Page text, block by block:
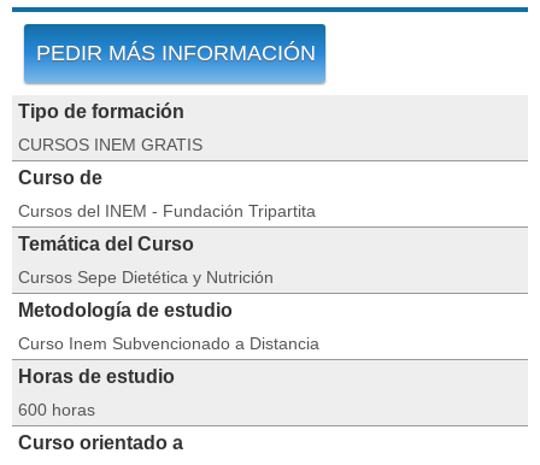
PEDIR MÁS INFORMACIÓN
Tipo de formación
CURSOS INEM GRATIS
Curso de
Cursos del INEM - Fundación Tripartita
Temática del Curso
Cursos Sepe Dietética y Nutrición
Metodología de estudio
Curso Inem Subvencionado a Distancia
Horas de estudio
600 horas
Curso orientado a